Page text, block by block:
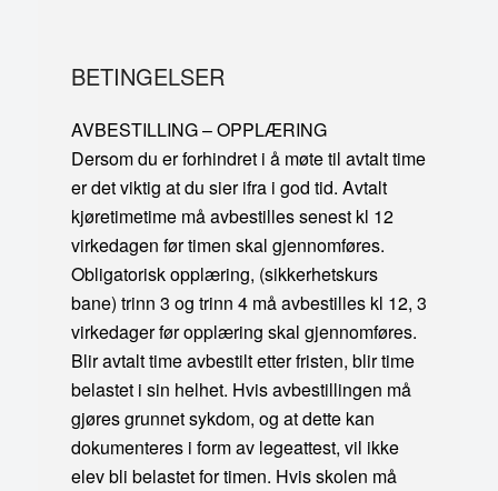
BETINGELSER
AVBESTILLING – OPPLÆRING
Dersom du er forhindret i å møte til avtalt time
er det viktig at du sier ifra i god tid. Avtalt
kjøretimetime må avbestilles senest kl 12
virkedagen før timen skal gjennomføres.
Obligatorisk opplæring, (sikkerhetskurs
bane) trinn 3 og trinn 4 må avbestilles kl 12, 3
virkedager før opplæring skal gjennomføres.
Blir avtalt time avbestilt etter fristen, blir time
belastet i sin helhet. Hvis avbestillingen må
gjøres grunnet sykdom, og at dette kan
dokumenteres i form av legeattest, vil ikke
elev bli belastet for timen. Hvis skolen må